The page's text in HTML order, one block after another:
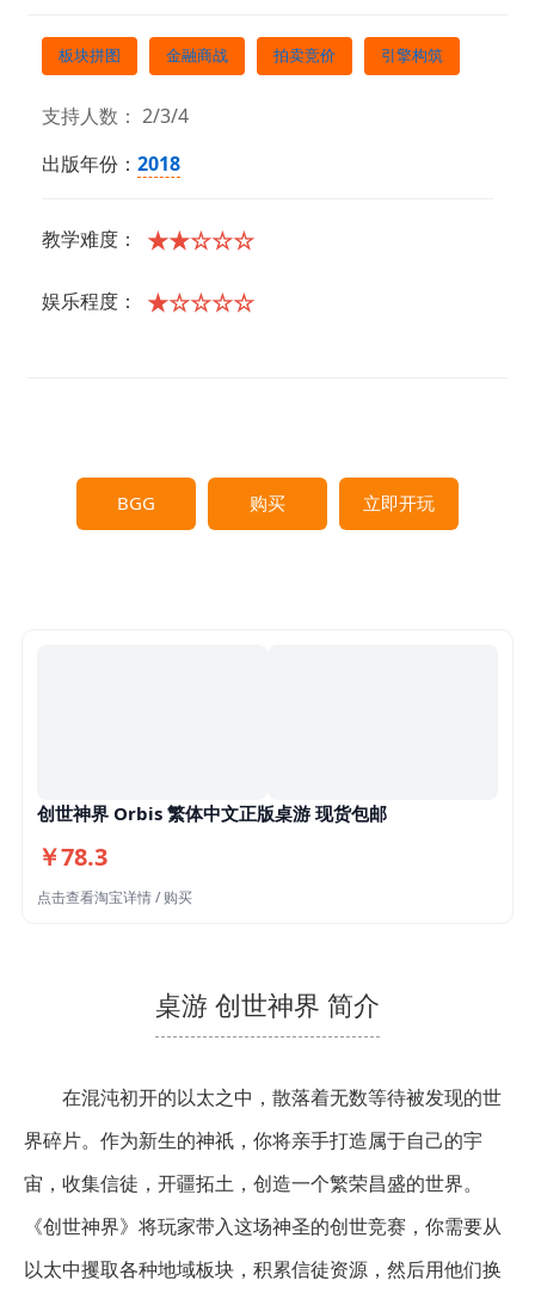
板块拼图 金融商战 拍卖竞价 引擎构筑
支持人数： 2/3/4
出版年份： 2018
教学难度： ★★☆☆☆
娱乐程度： ★☆☆☆☆
BGG 购买 立即开玩
创世神界 Orbis 繁体中文正版桌游 现货包邮
￥78.3
点击查看淘宝详情 / 购买
桌游 创世神界 简介
在混沌初开的以太之中，散落着无数等待被发现的世
界碎片。作为新生的神祇，你将亲手打造属于自己的宇
宙，收集信徒，开疆拓土，创造一个繁荣昌盛的世界。
《创世神界》将玩家带入这场神圣的创世竞赛，你需要从
以太中攫取各种地域板块，积累信徒资源，然后用他们换